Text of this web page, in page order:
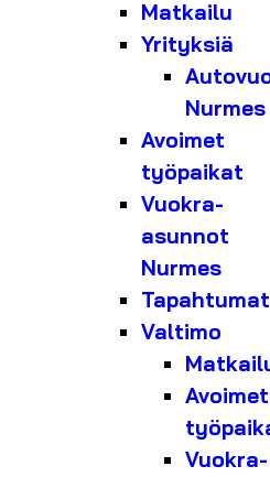
Matkailu
Yrityksiä
Nurmes
Avoimet
työpaikat
Vuokra-
asunnot
Nurmes
Tapahtumat
Valtimo
Avoimet
Vuokra-